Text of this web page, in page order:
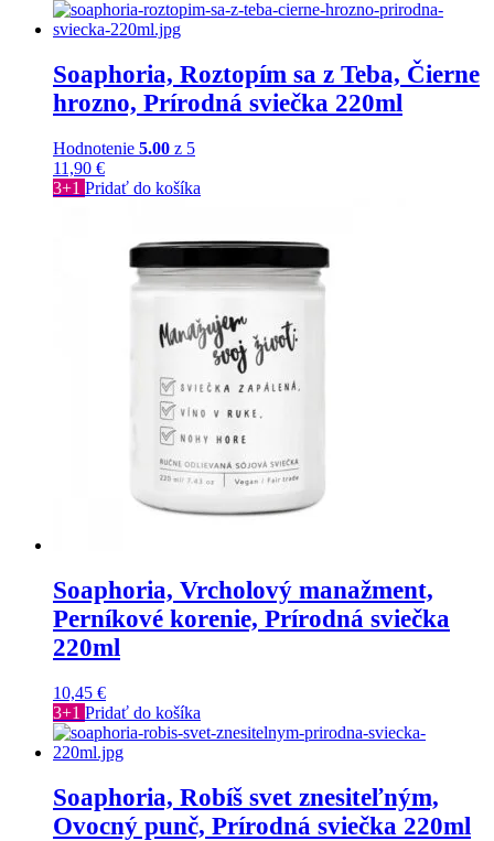
Soaphoria, Roztopím sa z Teba, Čierne
hrozno, Prírodná sviečka 220ml
Hodnotenie 5.00 z 5
11,90 €
3+1 Pridať do košíka
Soaphoria, Vrcholový manažment,
Perníkové korenie, Prírodná sviečka
220ml
10,45 €
3+1 Pridať do košíka
Soaphoria, Robíš svet znesiteľným,
Ovocný punč, Prírodná sviečka 220ml